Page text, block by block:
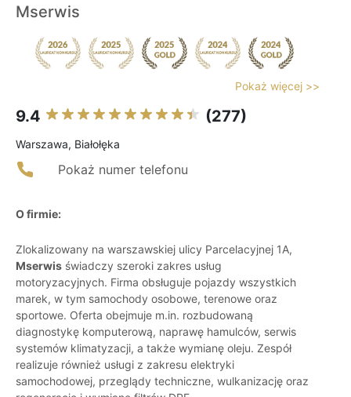
Mserwis
Pokaż więcej >>
9.4 (277)
Warszawa, Białołęka
Pokaż numer telefonu
O firmie:
Zlokalizowany na warszawskiej ulicy Parcelacyjnej 1A,
Mserwis świadczy szeroki zakres usług
motoryzacyjnych. Firma obsługuje pojazdy wszystkich
marek, w tym samochody osobowe, terenowe oraz
sportowe. Oferta obejmuje m.in. rozbudowaną
diagnostykę komputerową, naprawę hamulców, serwis
systemów klimatyzacji, a także wymianę oleju. Zespół
realizuje również usługi z zakresu elektryki
samochodowej, przeglądy techniczne, wulkanizację oraz